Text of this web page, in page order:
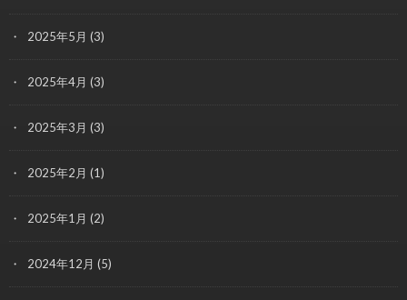
2025年5月 (3)
2025年4月 (3)
2025年3月 (3)
2025年2月 (1)
2025年1月 (2)
2024年12月 (5)